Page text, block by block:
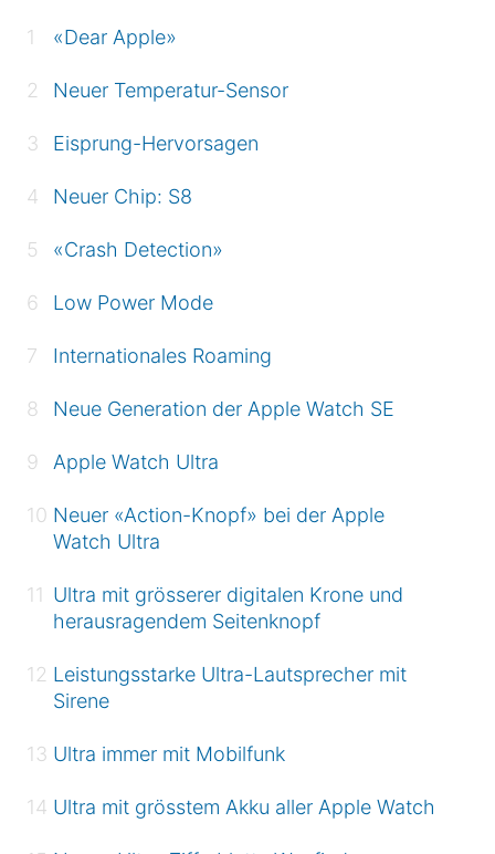
«Dear Apple»
Neuer Temperatur-Sensor
Eisprung-Hervorsagen
Neuer Chip: S8
«Crash Detection»
Low Power Mode
Internationales Roaming
Neue Generation der Apple Watch SE
Apple Watch Ultra
Neuer «Action-Knopf» bei der Apple
Watch Ultra
Ultra mit grösserer digitalen Krone und
herausragendem Seitenknopf
Leistungsstarke Ultra-Lautsprecher mit
Sirene
Ultra immer mit Mobilfunk
Ultra mit grösstem Akku aller Apple Watch